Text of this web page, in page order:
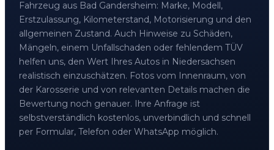
Fahrzeug aus Bad Gandersheim: Marke, Modell,
Erstzulassung, Kilometerstand, Motorisierung und den
allgemeinen Zustand. Auch Hinweise zu Schäden,
Mängeln, einem Unfallschaden oder fehlendem TÜV
helfen uns, den Wert Ihres Autos in Niedersachsen
realistisch einzuschätzen. Fotos vom Innenraum, von
der Karosserie und von relevanten Details machen die
Bewertung noch genauer. Ihre Anfrage ist
selbstverständlich kostenlos, unverbindlich und schnell
per Formular, Telefon oder WhatsApp möglich.